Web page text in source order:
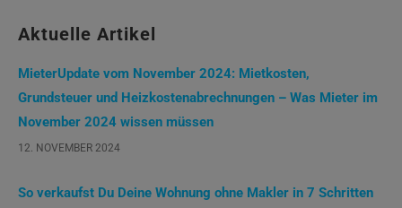
Aktuelle Artikel
MieterUpdate vom November 2024: Mietkosten,
Grundsteuer und Heizkostenabrechnungen – Was Mieter im
November 2024 wissen müssen
12. NOVEMBER 2024
So verkaufst Du Deine Wohnung ohne Makler in 7 Schritten